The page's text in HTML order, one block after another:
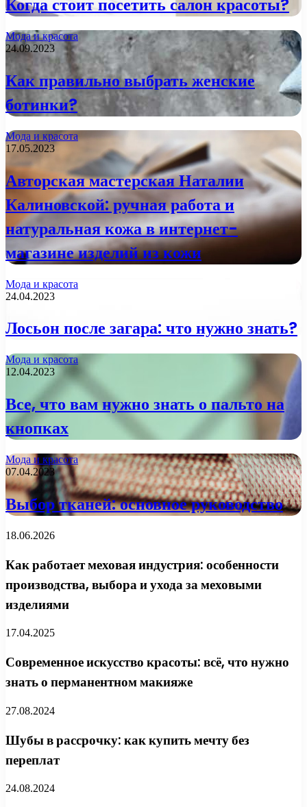
Мода и красота
24.09.2023
Как правильно выбрать женские
ботинки?
Мода и красота
17.05.2023
Авторская мастерская Наталии
Калиновской: ручная работа и
натуральная кожа в интернет-
магазине изделий из кожи
Мода и красота
24.04.2023
Лосьон после загара: что нужно знать?
Мода и красота
12.04.2023
Все, что вам нужно знать о пальто на
кнопках
Мода и красота
07.04.2023
Выбор тканей: основное руководство
18.06.2026
Как работает меховая индустрия: особенности
производства, выбора и ухода за меховыми
изделиями
17.04.2025
Современное искусство красоты: всё, что нужно
знать о перманентном макияже
27.08.2024
Шубы в рассрочку: как купить мечту без
переплат
24.08.2024